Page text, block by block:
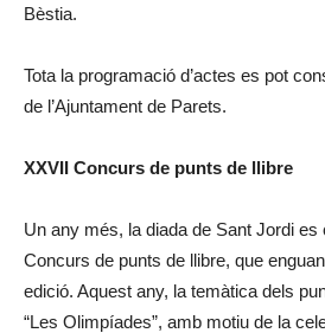
Bèstia.
Tota la programació d’actes es pot
de l’Ajuntament de Parets.
XXVII Concurs de punts de llibre
Un any més, la diada de Sant Jordi
Concurs de punts de llibre, que
edició. Aquest any, la temàtica dels
“Les Olimpíades”, amb motiu de la